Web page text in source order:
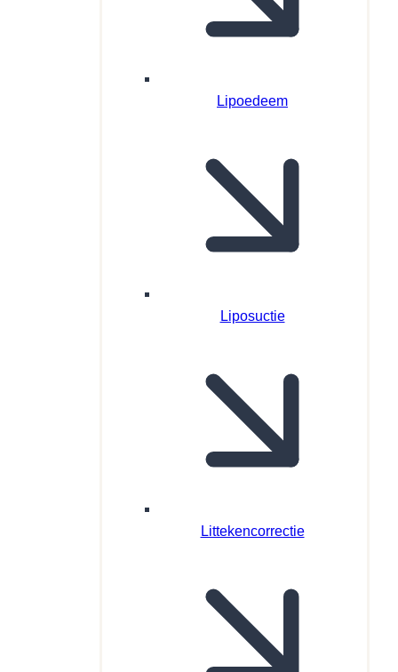
Lipoedeem
Liposuctie
Littekencorrectie